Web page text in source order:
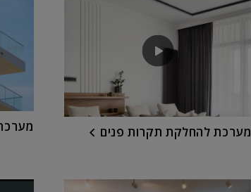
מערכת להחלקת תקרות פנים